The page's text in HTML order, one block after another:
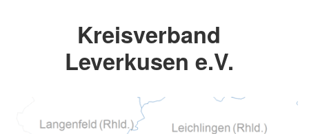
Kreisverband
Leverkusen e.V.